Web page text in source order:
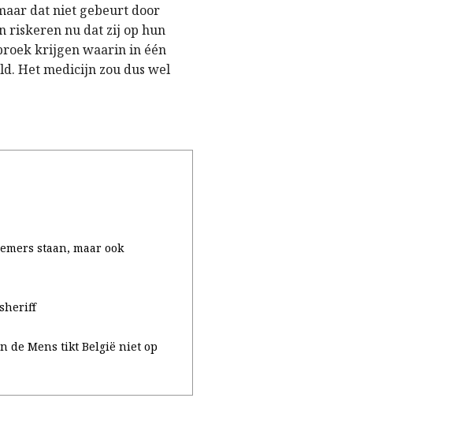
dat niet gebeurt door
riskeren nu dat zij op hun
krijgen waarin in één
Het medicijn zou dus wel
staan, maar ook
de Mens tikt België niet op